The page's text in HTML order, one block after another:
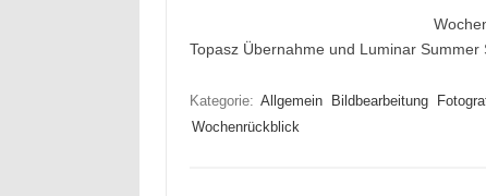
Topasz Übernahme und Luminar Summer
Kategorie: Allgemein Bildbearbeitung
Wochenrückblick